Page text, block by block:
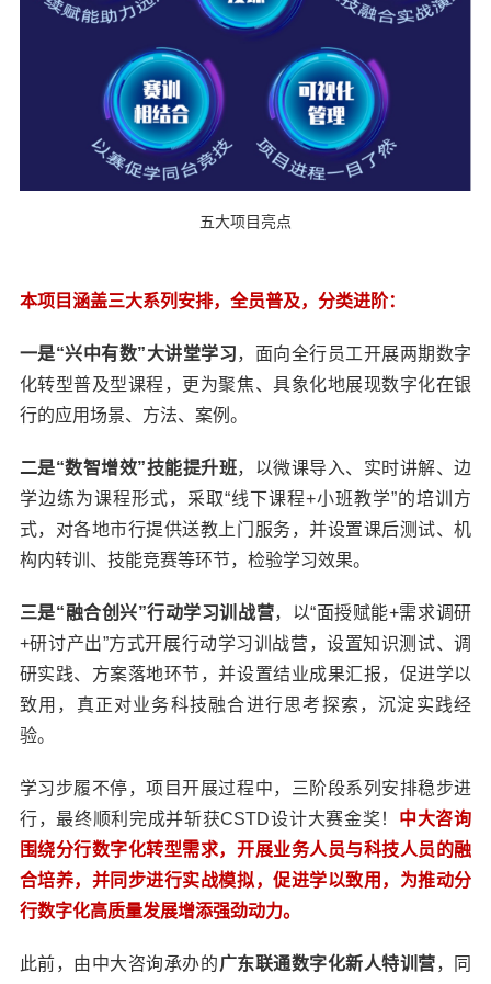
五大项目亮点
本项目涵盖三大系列安排，全员普及，分类进阶：
一是“兴中有数”大讲堂学习，面向全行员工开展两期数字
化转型普及型课程，更为聚焦、具象化地展现数字化在银
行的应用场景、方法、案例。
二是“数智增效”技能提升班，以微课导入、实时讲解、边
学边练为课程形式，采取“线下课程+小班教学”的培训方
式，对各地市行提供送教上门服务，并设置课后测试、机
构内转训、技能竞赛等环节，检验学习效果。
三是“融合创兴”行动学习训战营，以“面授赋能+需求调研
+研讨产出”方式开展行动学习训战营，设置知识测试、调
研实践、方案落地环节，并设置结业成果汇报，促进学以
致用，真正对业务科技融合进行思考探索，沉淀实践经
验。
学习步履不停，项目开展过程中，三阶段系列安排稳步进
行，最终顺利完成并斩获CSTD设计大赛金奖！ 中大咨询
围绕分行数字化转型需求，开展业务人员与科技人员的融
合培养，并同步进行实战模拟，促进学以致用，为推动分
行数字化高质量发展增添强劲动力。
此前，由中大咨询承办的广东联通数字化新人特训营，同